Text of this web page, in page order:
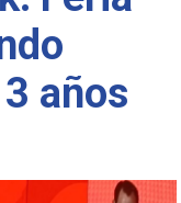
años